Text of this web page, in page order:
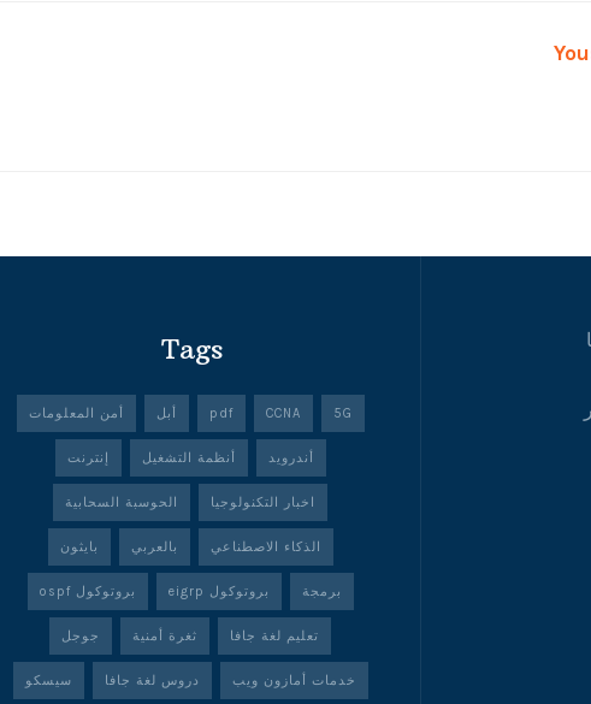
Tags
5G
CCNA
pdf أبل أمن المعلومات
أندرويد أنظمة التشغيل إنترنت
اخبار التكنولوجيا الحوسبة السحابية
الذكاء الاصطناعي بالعربي بايثون
برمجة بروتوكول eigrp بروتوكول ospf
تعليم لغة جافا ثغرة أمنية جوجل
خدمات أمازون ويب دروس لغة جافا سيسكو